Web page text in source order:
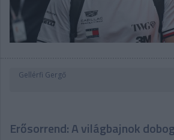
Gellérfi Gergő
Erősorrend: A világbajnok